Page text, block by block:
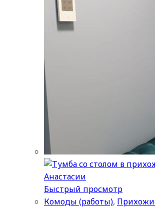
Быстрый просмотр
Комоды (работы),